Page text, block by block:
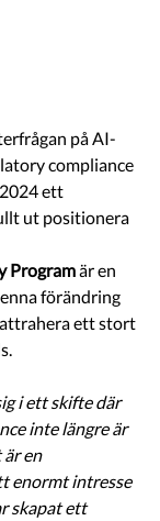
på AI-
compliance
ett
ut positionera
Program är en
förändring
ett stort
i ett skifte där
inte längre är
är en
enormt intresse
skapat ett